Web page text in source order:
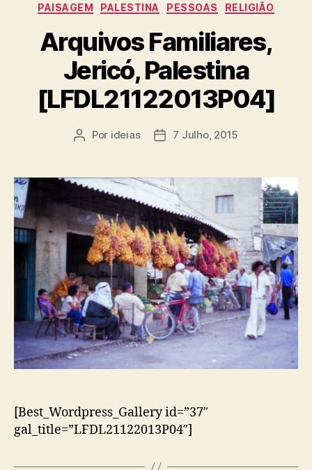
PAISAGEM
PALESTINA PESSOAS RELIGIÃO
Arquivos Familiares,
Jericó, Palestina
[LFDL21122013P04]
Autor
Por ideias
Data7 Julho, 2015
[Best_Wordpress_Gallery id=”37″
gal_title=”LFDL21122013P04″]